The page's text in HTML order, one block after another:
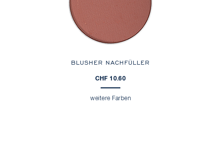
BLUSHER NACHFÜLLER
CHF 10.60
weitere Farben